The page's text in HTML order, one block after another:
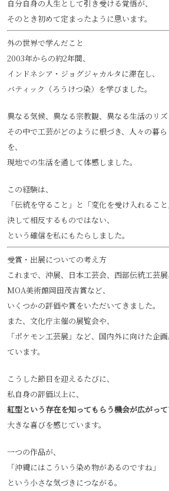
自分自身の人生として引き受ける覚悟が、
そのとき初めて定まったように思います。
外の世界で学んだこと
2003年からの約2年間、
インドネシア・ジョグジャカルタに滞在し、
バティック（ろうけつ染）を学びました。
異なる気候、異なる宗教観、異なる生活のリズ
その中で工芸がどのように根づき、人々の暮
を、
現地での生活を通して体感しました。
この経験は、
「伝統を守ること」と「変化を受け入れること
決して相反するものではない、
という確信を私にもたらしました。
受賞・出展についての考え方
これまで、沖展、日本工芸会、西部伝統工芸展
MOA美術館岡田茂吉賞など、
いくつかの評価や賞をいただいてきました。
また、文化庁主催の展覧会や、
「ポケモン工芸展」など、国内外に向けた企
ています。
こうした節目を迎えるたびに、
私自身の評価以上に、
紅型という存在を知ってもらう機会が広がっ
大きな喜びを感じています。
一つの作品が、
「沖縄にはこういう染め物があるのですね」
という小さな気づきにつながる。